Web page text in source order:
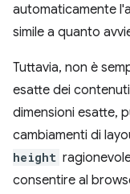
automaticamente
simile a quanto
Tuttavia, non è
esatte dei
dimensioni esatte,
cambiamenti di
height
consentire al